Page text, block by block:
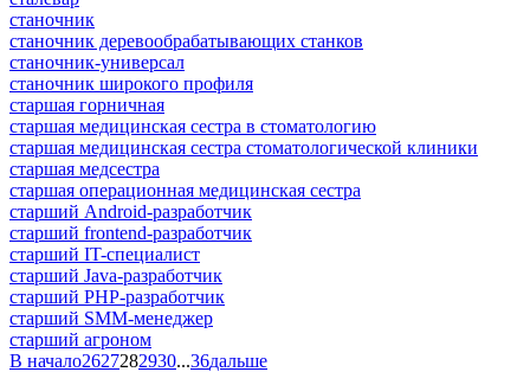
станочник
станочник деревообрабатывающих станков
станочник-универсал
станочник широкого профиля
старшая горничная
старшая медицинская сестра в стоматологию
старшая медицинская сестра стоматологической клиники
старшая медсестра
старшая операционная медицинская сестра
старший Android-разработчик
старший frontend-разработчик
старший IT-специалист
старший Java-разработчик
старший PHP-разработчик
старший SMM-менеджер
старший агроном
В начало2627282930...36дальше